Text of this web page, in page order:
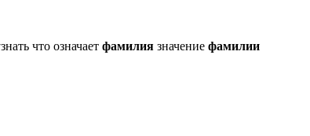
что означает фамилия значение фамилии